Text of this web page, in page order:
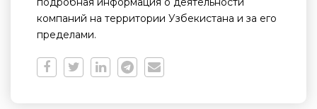
компаний на территории Узбекистана и за его
пределами.